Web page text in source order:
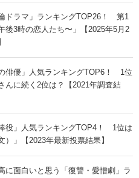
ドラマ」ランキングTOP26！ 第1
後3時の恋人たち〜」【2025年5月2
俳優」人気ランキングTOP6！ 1位
んに続く2位は？【2021年調査結
役」人気ランキングTOP4！ 1位は
）」【2023年最新投票結果】
に面白いと思う「復讐・愛憎劇」ラ